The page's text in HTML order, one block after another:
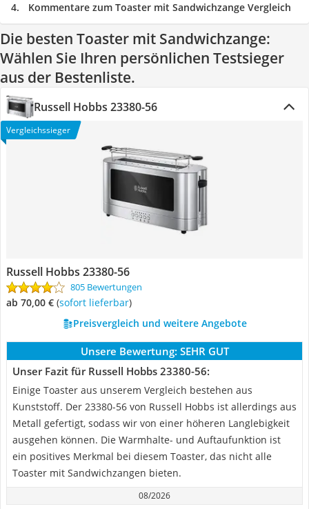
Kommentare zum Toaster mit Sandwichzange Vergleich
Die besten Toaster mit Sandwichzange:
Wählen Sie Ihren persönlichen Testsieger
aus der Bestenliste.
Russell Hobbs 23380-56
Vergleichssieger
Russell Hobbs 23380-56
805 Bewertungen
ab 70,00 € ( Sofort lieferbar)
Preisvergleich und weitere Angebote
Unsere Bewertung: SEHR GUT
Unser Fazit für Russell Hobbs 23380-56:
Einige Toaster aus unserem Vergleich bestehen aus
Kunststoff. Der 23380-56 von Russell Hobbs ist allerdings aus
Metall gefertigt, sodass wir von einer höheren Langlebigkeit
ausgehen können. Die Warmhalte- und Auftaufunktion ist
ein positives Merkmal bei diesem Toaster, das nicht alle
Toaster mit Sandwichzangen bieten.
08/2026